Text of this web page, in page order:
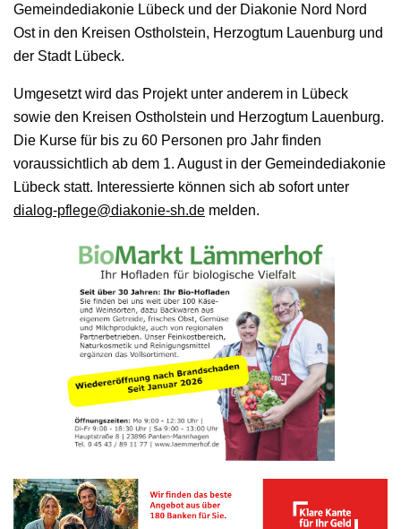
Gemeindediakonie Lübeck und der Diakonie Nord Nord
Ost in den Kreisen Ostholstein, Herzogtum Lauenburg und
der Stadt Lübeck.
Umgesetzt wird das Projekt unter anderem in Lübeck
sowie den Kreisen Ostholstein und Herzogtum Lauenburg.
Die Kurse für bis zu 60 Personen pro Jahr finden
voraussichtlich ab dem 1. August in der Gemeindediakonie
Lübeck statt. Interessierte können sich ab sofort unter
dialog-pflege@diakonie-sh.de melden.